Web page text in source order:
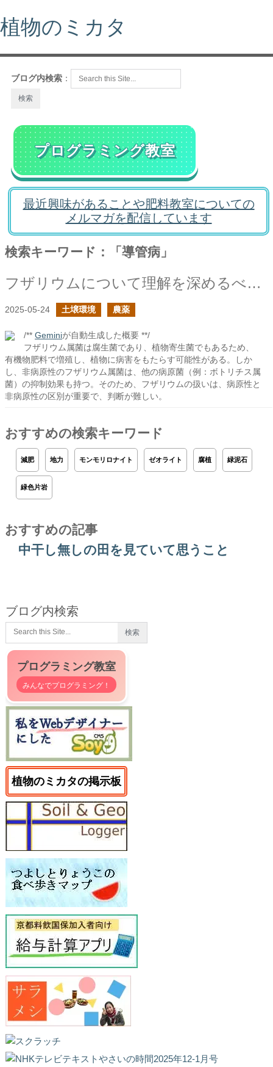
植物のミカタ
ブログ内検索 ：
プログラミング教室
最近興味があることや肥料教室についての
メルマガを配信しています
検索キーワード：「導管病」
フザリウムについて理解を深めるべきだ
2025-05-24 土壌環境 農薬
/** Geminiが自動生成した概要 **/
フザリウム属菌は腐生菌であり、植物寄生菌でもあるため、
有機物肥料で増殖し、植物に病害をもたらす可能性がある。しか
し、非病原性のフザリウム属菌は、他の病原菌（例：ボトリチス属
菌）の抑制効果も持つ。そのため、フザリウムの扱いは、病原性と
非病原性の区別が重要で、判断が難しい。
おすすめの検索キーワード
減肥 地力 モンモリロナイト ゼオライト 腐植 緑泥石
緑色片岩
おすすめの記事
中干し無しの田を見ていて思うこと
ブログ内検索
プログラミング教室
みんなでプログラミング！
植物のミカタの掲示板